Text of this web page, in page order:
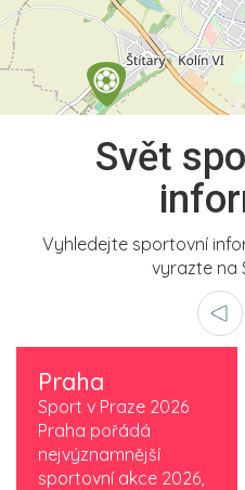
Svět
Vyhledejte sportovní
vyrazte na
Praha
Sport v Praze 2026
Praha pořádá
nejvýznamnější
sportovní akce 2026,